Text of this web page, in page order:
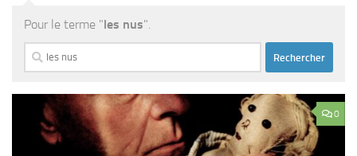
Pour le terme "les nus".
Rechercher :
0